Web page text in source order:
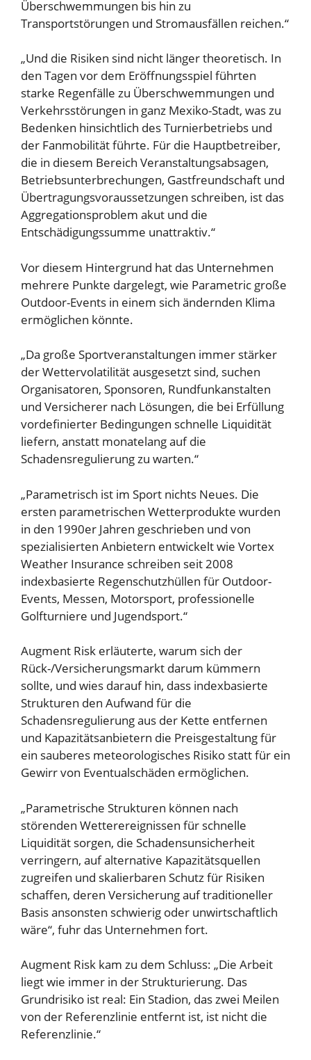
Überschwemmungen bis hin zu
Transportstörungen und Stromausfällen reichen.“
„Und die Risiken sind nicht länger theoretisch. In
den Tagen vor dem Eröffnungsspiel führten
starke Regenfälle zu Überschwemmungen und
Verkehrsstörungen in ganz Mexiko-Stadt, was zu
Bedenken hinsichtlich des Turnierbetriebs und
der Fanmobilität führte. Für die Hauptbetreiber,
die in diesem Bereich Veranstaltungsabsagen,
Betriebsunterbrechungen, Gastfreundschaft und
Übertragungsvoraussetzungen schreiben, ist das
Aggregationsproblem akut und die
Entschädigungssumme unattraktiv.“
Vor diesem Hintergrund hat das Unternehmen
mehrere Punkte dargelegt, wie Parametric große
Outdoor-Events in einem sich ändernden Klima
ermöglichen könnte.
„Da große Sportveranstaltungen immer stärker
der Wettervolatilität ausgesetzt sind, suchen
Organisatoren, Sponsoren, Rundfunkanstalten
und Versicherer nach Lösungen, die bei Erfüllung
vordefinierter Bedingungen schnelle Liquidität
liefern, anstatt monatelang auf die
Schadensregulierung zu warten.“
„Parametrisch ist im Sport nichts Neues. Die
ersten parametrischen Wetterprodukte wurden
in den 1990er Jahren geschrieben und von
spezialisierten Anbietern entwickeltwie Vortex
Weather Insurance schreiben seit 2008
indexbasierte Regenschutzhüllen für Outdoor-
Events, Messen, Motorsport, professionelle
Golfturniere und Jugendsport.“
Augment Risk erläuterte, warum sich der
Rück-/Versicherungsmarkt darum kümmern
sollte, und wies darauf hin, dass indexbasierte
Strukturen den Aufwand für die
Schadensregulierung aus der Kette entfernen
und Kapazitätsanbietern die Preisgestaltung für
ein sauberes meteorologisches Risiko statt für ein
Gewirr von Eventualschäden ermöglichen.
„Parametrische Strukturen können nach
störenden Wetterereignissen für schnelle
Liquidität sorgen, die Schadensunsicherheit
verringern, auf alternative Kapazitätsquellen
zugreifen und skalierbaren Schutz für Risiken
schaffen, deren Versicherung auf traditioneller
Basis ansonsten schwierig oder unwirtschaftlich
wäre“, fuhr das Unternehmen fort.
Augment Risk kam zu dem Schluss: „Die Arbeit
liegt wie immer in der Strukturierung. Das
Grundrisiko ist real: Ein Stadion, das zwei Meilen
von der Referenzlinie entfernt ist, ist nicht die
Referenzlinie.“